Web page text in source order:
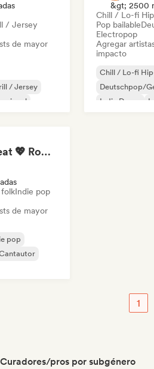
/ Jersey
de mayor
/ Jersey
&gt; 2500
Chill / Lo-fi
Pop bailable
Electropop
Agregar
impacto
Chill / Lo-fi
Deutschpop/
Indie Dance
Love on Repeat 💖 Romantic Indie Pop, Neo Soul & Singer-Songwriter
folkIndie pop
de mayor
pop
1
Curadores/pros por subgénero